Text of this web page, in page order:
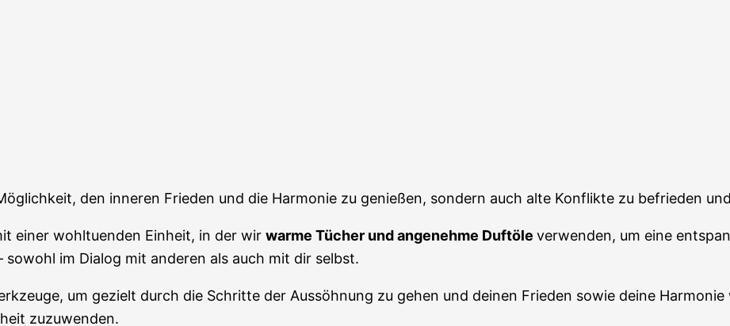
den inneren Frieden und die Harmonie zu genießen, sondern auch alte Konflikte zu befrieden
einer wohltuenden Einheit, in der wir warme Tücher und angenehme Duftöle verwenden, um eine
im Dialog mit anderen als auch mit dir selbst.
um gezielt durch die Schritte der Aussöhnung zu gehen und deinen Frieden sowie deine
zuzuwenden.